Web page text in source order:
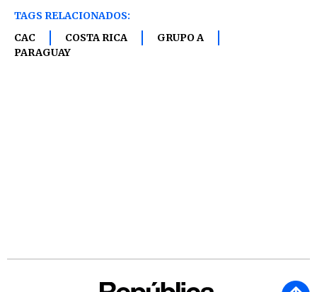
TAGS RELACIONADOS:
CAC
COSTA RICA
GRUPO A
PARAGUAY